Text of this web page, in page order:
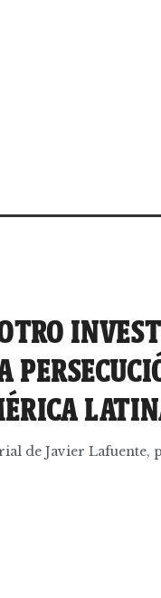
de Javier Lafuente,